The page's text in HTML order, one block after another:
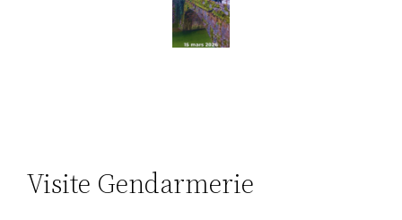
Visite Gendarmerie